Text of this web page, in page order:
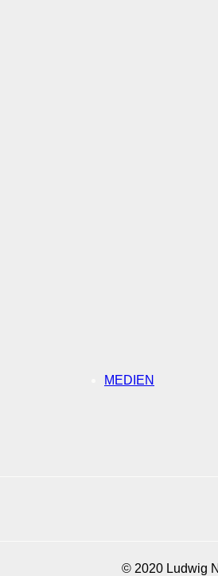
MEDIEN
© 2020 Ludwig